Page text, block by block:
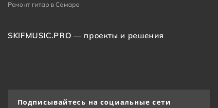
Ремонт гитар в Самаре
SKIFMUSIC.PRO — проекты и решения
Подписывайтесь на социальные сети